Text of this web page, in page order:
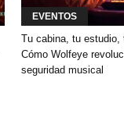
EVENTOS
Tu cabina, tu estudio,
Cómo Wolfeye
seguridad musical